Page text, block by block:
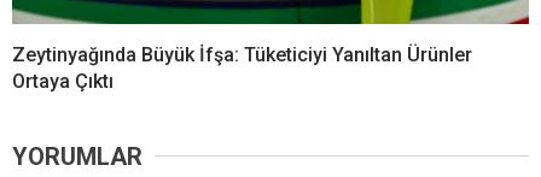
Zeytinyağında Büyük İfşa: Tüketiciyi Yanıltan Ürünler
Ortaya Çıktı
YORUMLAR